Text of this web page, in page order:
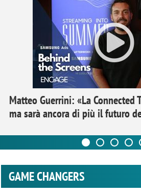
Matteo Guerrini: «La Connected
ma sarà ancora di più il futuro
GAME CHANGERS